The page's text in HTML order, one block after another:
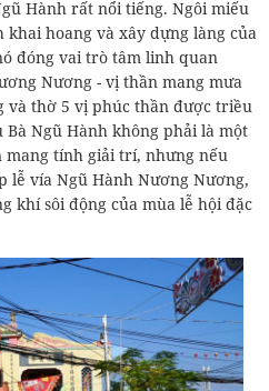
Hành rất nổi tiếng. Ngôi miếu
hoang và xây dựng làng của
đóng vai trò tâm linh quan
Nương - vị thần mang mưa
và thờ 5 vị phúc thần được triều
Ngũ Hành không phải là một
tính giải trí, nhưng nếu
lễ vía Ngũ Hành Nương Nương,
khí sôi động của mùa lễ hội đặc